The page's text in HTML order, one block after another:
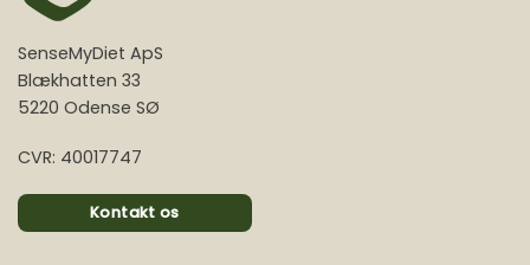
SenseMyDiet ApS
Blækhatten 33
5220 Odense SØ
CVR: 40017747
Kontakt os